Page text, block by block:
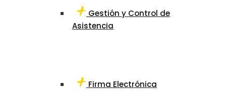
Gestión y Control de
Asistencia
Firma Electrónica